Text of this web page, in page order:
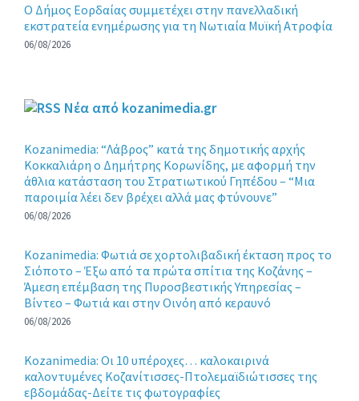
Ο Δήμος Εορδαίας συμμετέχει στην πανελλαδική
εκστρατεία ενημέρωσης για τη Νωτιαία Μυϊκή Ατροφία
06/08/2026
Νέα από kozanimedia.gr
Kozanimedia: “Λάβρος” κατά της δημοτικής αρχής
Κοκκαλιάρη ο Δημήτρης Κορωνίδης, με αφορμή την
άθλια κατάσταση του Στρατιωτικού Γηπέδου – “Μια
παροιμία λέει δεν βρέχει αλλά μας φτύνουνε”
06/08/2026
Kozanimedia: Φωτιά σε χορτολιβαδική έκταση προς το
Σιόποτο – Έξω από τα πρώτα σπίτια της Κοζάνης –
Άμεση επέμβαση της Πυροσβεστικής Υπηρεσίας –
Βίντεο – Φωτιά και στην Οινόη από κεραυνό
06/08/2026
Kozanimedia: Οι 10 υπέροχες… καλοκαιρινά
καλοντυμένες Κοζανίτισσες-Πτολεμαϊδιώτισσες της
εβδομάδας-Δείτε τις φωτογραφίες